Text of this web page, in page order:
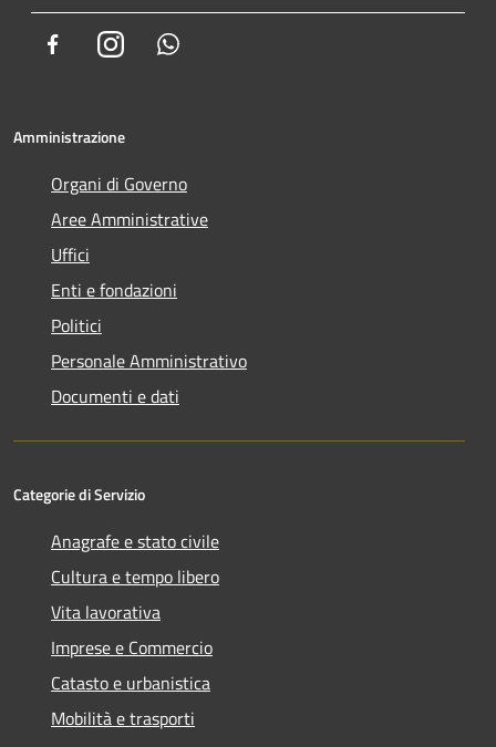
FacebookInstagram
Amministrazione
Organi di Governo
Aree Amministrative
Uffici
Enti e fondazioni
Politici
Personale Amministrativo
Documenti e dati
Categorie di Servizio
Anagrafe e stato civile
Cultura e tempo libero
Vita lavorativa
Imprese e Commercio
Catasto e urbanistica
Mobilità e trasporti